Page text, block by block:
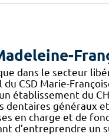
dans le secteur
du CSD Marie-
établissement du
dentaires généraux
en charge et de
d’entreprendre un